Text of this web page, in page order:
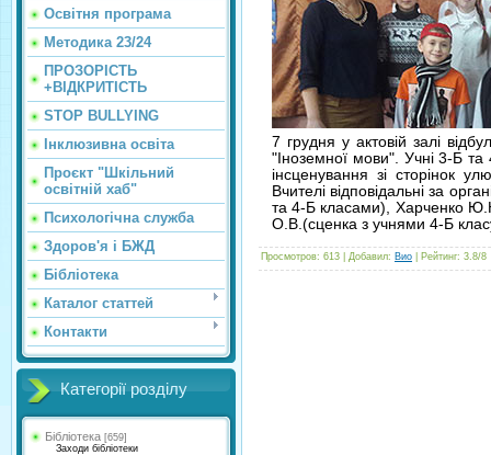
Освітня програма
Методика 23/24
ПРОЗОРІСТЬ
+ВІДКРИТІСТЬ
STOP BULLYING
Інклюзивна освіта
Проєкт "Шкільний
освітній хаб"
Психологічна служба
Здоров'я і БЖД
Бібліотека
Каталог статтей
Контакти
Категорії розділу
Бібліотека [659]
Заходи бібліотеки
7 грудня у актовій залі
"Іноземної мови". Учні 3-Б та
інсценування зі сторінок
Вчителі відповідальні за
та 4-Б класами), Харченко
О.В.(сценка з учнями 4-Б
Просмотров: 613 Добавил: Вио Рейтинг: 3.8/8